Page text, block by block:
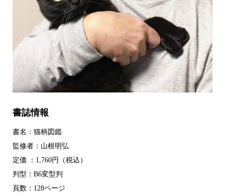
書誌情報
書名：猫柄図鑑
監修者：山根明弘
定価 ：1,760円（税込）
判型：B6変型判
頁数：128ページ